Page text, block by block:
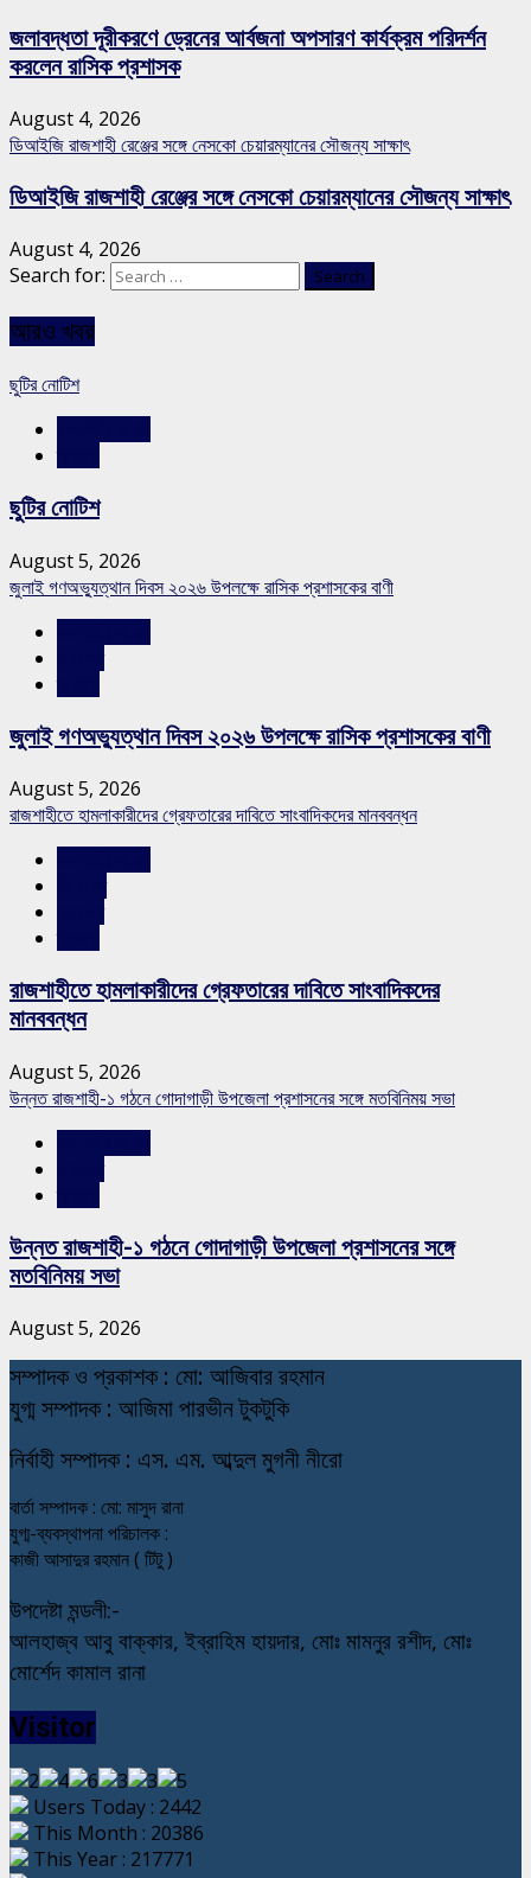
জলাবদ্ধতা দূরীকরণে ড্রেনের আর্বজনা অপসারণ কার্যক্রম পরিদর্শন
করলেন রাসিক প্রশাসক
August 4, 2026
ডিআইজি রাজশাহী রেঞ্জের সঙ্গে নেসকো চেয়ারম্যানের সৌজন্য সাক্ষাৎ
ডিআইজি রাজশাহী রেঞ্জের সঙ্গে নেসকো চেয়ারম্যানের সৌজন্য সাক্ষাৎ
August 4, 2026
Search for:
আরও খবর
ছুটির নোটিশ
ছুটির নোটিশ
August 5, 2026
জুলাই গণঅভ্যুত্থান দিবস ২০২৬ উপলক্ষে রাসিক প্রশাসকের বাণী
জুলাই গণঅভ্যুত্থান দিবস ২০২৬ উপলক্ষে রাসিক প্রশাসকের বাণী
August 5, 2026
রাজশাহীতে হামলাকারীদের গ্রেফতারের দাবিতে সাংবাদিকদের মানববন্ধন
রাজশাহীতে হামলাকারীদের গ্রেফতারের দাবিতে সাংবাদিকদের
মানববন্ধন
August 5, 2026
উন্নত রাজশাহী-১ গঠনে গোদাগাড়ী উপজেলা প্রশাসনের সঙ্গে মতবিনিময় সভা
উন্নত রাজশাহী-১ গঠনে গোদাগাড়ী উপজেলা প্রশাসনের সঙ্গে
মতবিনিময় সভা
August 5, 2026
সম্পাদক ও প্রকাশক : মো: আজিবার রহমান
যুগ্ম সম্পাদক : আজিমা পারভীন টুকটুকি
নির্বাহী সম্পাদক : এস. এম. আব্দুল মুগনী নীরো
বার্তা সম্পাদক : মো: মাসুদ রানা
যুগ্ম-ব্যবস্থাপনা পরিচালক :
কাজী আসাদুর রহমান ( টিটু )
উপদেষ্টা মন্ডলী:-
আলহাজ্ব আবু বাক্কার, ইব্রাহিম হায়দার, মোঃ মামনুর রশীদ, মোঃ
মোর্শেদ কামাল রানা
Visitor
Users Today : 2442
This Month : 20386
This Year : 217771